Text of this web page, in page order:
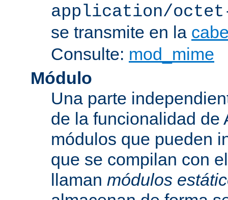
application/
se transmite en la
Consulte: mod_mime
Módulo
Una parte
de la funcionalidad de
módulos que pueden
que se compilan con
llaman módulos